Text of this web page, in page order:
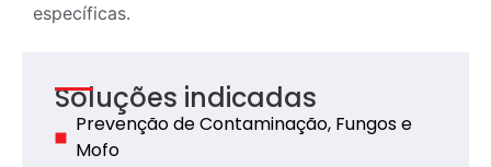
específicas.
Soluções indicadas
Prevenção de Contaminação, Fungos e
Mofo